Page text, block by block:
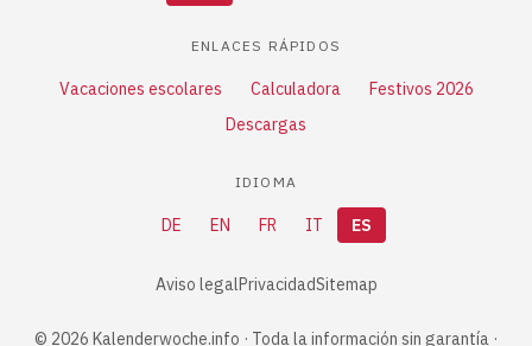
ENLACES RÁPIDOS
Vacaciones escolares Calculadora
Festivos 2026
Descargas
IDIOMA
DE EN FR IT ES
Aviso legalPrivacidadSitemap
© 2026 Kalenderwoche.info · Toda la información sin garantía ·